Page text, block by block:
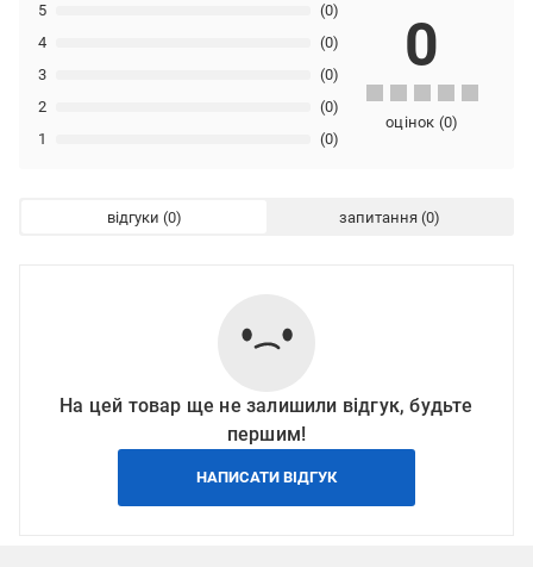
1 (0)
2 (0)
3 (0)
4 (0)
5 (0)
0
оцінок (0)
відгуки запитання
На цей товар ще не залишили відгук, будьте
першим!
НАПИСАТИ ВІДГУК